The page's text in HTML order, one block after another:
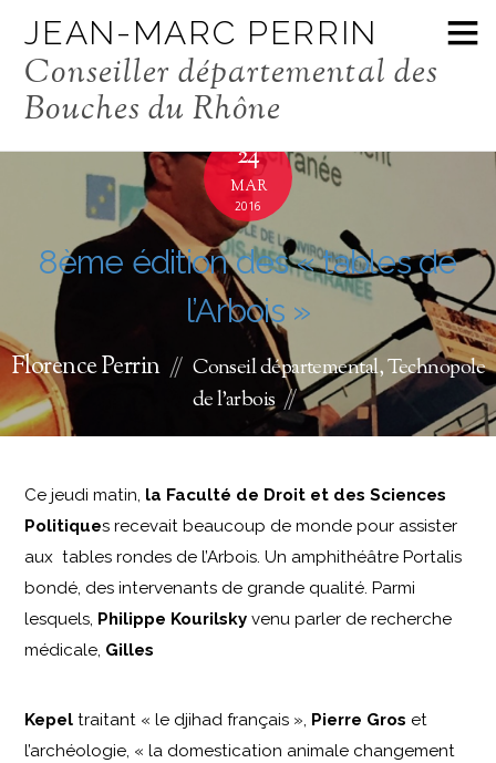
JEAN-MARC PERRIN
Conseiller départemental des
Bouches du Rhône
24
MAR
2016
8ème édition des « tables de
l’Arbois »
Florence Perrin Conseil départemental,Technopole
de l'arbois
Ce jeudi matin, la Faculté de Droit et des Sciences
Politiques recevait beaucoup de monde pour assister
aux tables rondes de l’Arbois. Un amphithéâtre Portalis
bondé, des intervenants de grande qualité. Parmi
lesquels, Philippe Kourilsky venu parler de recherche
médicale, Gilles
Kepeltraitant « le djihad français », Pierre Gros et
l’archéologie, « la domestication animale changement